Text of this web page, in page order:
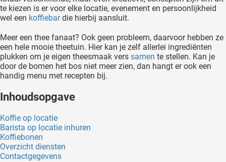
te kiezen is er voor elke locatie, evenement en persoonlijkheid
wel een koffiebardie hierbij aansluit.
Meer een thee fanaat? Ook geen probleem, daarvoor hebben ze
een hele mooie theetuin. Hier kan je zelf allerlei ingrediënten
plukken om je eigen theesmaak vers samen te stellen. Kan je
door de bomen het bos niet meer zien, dan hangt er ook een
handig menu met recepten bij.
Inhoudsopgave
Koffie op locatie
Barista op locatie inhuren
Koffiebonen
Overzicht diensten
Contactgegevens